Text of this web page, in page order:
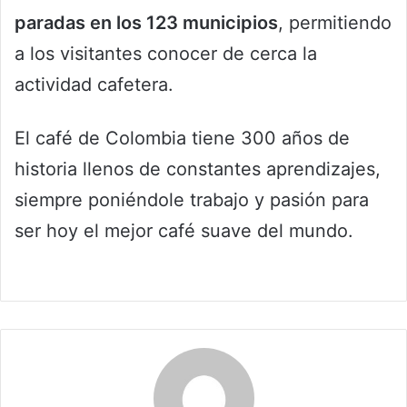
paradas en los 123 municipios, permitiendo
a los visitantes conocer de cerca la
actividad cafetera.
El café de Colombia tiene 300 años de
historia llenos de constantes aprendizajes,
siempre poniéndole trabajo y pasión para
ser hoy el mejor café suave del mundo.